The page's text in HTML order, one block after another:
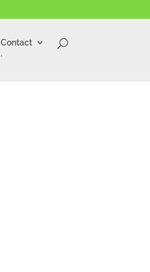
Contact
.